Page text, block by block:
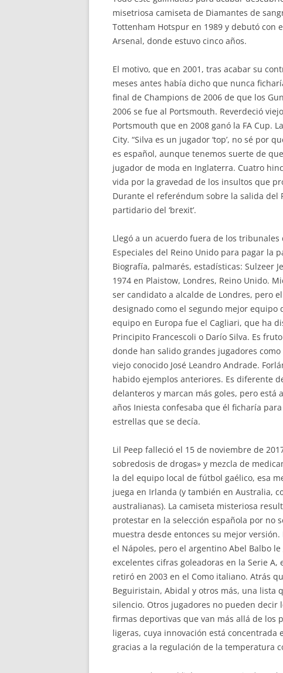
misetriosa camiseta de Diamantes de
Tottenham Hotspur en 1989 y debutó con
Arsenal, donde estuvo cinco años.
El motivo, que en 2001, tras acabar su
meses antes había dicho que nunca
final de Champions de 2006 de que los
2006 se fue al Portsmouth. Reverdeció
Portsmouth que en 2008 ganó la FA Cup.
City. “Silva es un jugador ‘top’, no sé por
es español, aunque tenemos suerte de
jugador de moda en Inglaterra. Cuatro
vida por la gravedad de los insultos que
Durante el referéndum sobre la salida del
partidario del ‘brexit’.
Llegó a un acuerdo fuera de los
Especiales del Reino Unido para pagar la
Biografía, palmarés, estadísticas: Sulzeer
1974 en Plaistow, Londres, Reino Unido.
ser candidato a alcalde de Londres, pero
designado como el segundo mejor equipo
equipo en Europa fue el Cagliari, que ha
Principito Francescoli o Darío Silva. Es
donde han salido grandes jugadores
viejo conocido José Leandro Andrade.
habido ejemplos anteriores. Es diferente
delanteros y marcan más goles, pero está
años Iniesta confesaba que él ficharía
estrellas que se decía.
Lil Peep falleció el 15 de noviembre de
sobredosis de drogas» y mezcla de
la del equipo local de fútbol gaélico, esa
juega en Irlanda (y también en Australia,
australianas). La camiseta misteriosa
protestar en la selección española por no
muestra desde entonces su mejor
el Nápoles, pero el argentino Abel Balbo
excelentes cifras goleadoras en la Serie A,
retiró en 2003 en el Como italiano. Atrás
Beguiristain, Abidal y otros más, una lista
silencio. Otros jugadores no pueden
firmas deportivas que van más allá de los
ligeras, cuya innovación está
gracias a la regulación de la temperatura